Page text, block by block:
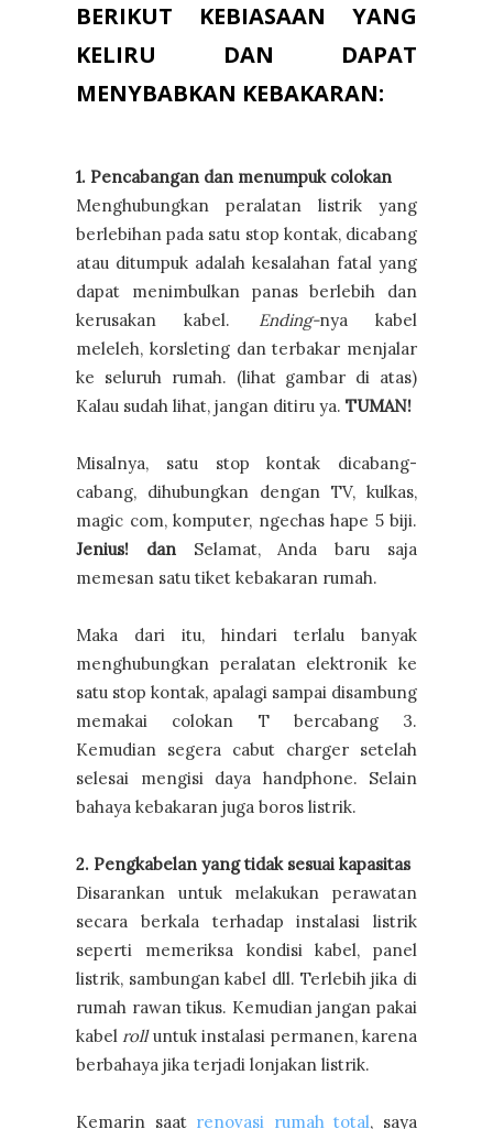
BERIKUT KEBIASAAN YANG
KELIRU DAN DAPAT
MENYBABKAN KEBAKARAN:
1. Pencabangan dan menumpuk colokan
Menghubungkan peralatan listrik yang
berlebihan pada satu stop kontak, dicabang
atau ditumpuk adalah kesalahan fatal yang
dapat menimbulkan panas berlebih dan
kerusakan kabel. Ending-nya kabel
meleleh, korsleting dan terbakar menjalar
ke seluruh rumah. (lihat gambar di atas)
Kalau sudah lihat, jangan ditiru ya. TUMAN!
Misalnya, satu stop kontak dicabang-
cabang, dihubungkan dengan TV, kulkas,
magic com, komputer, ngechas hape 5 biji.
Jenius! danSelamat, Anda baru saja
memesan satu tiket kebakaran rumah.
Maka dari itu, hindari terlalu banyak
menghubungkan peralatan elektronik ke
satu stop kontak, apalagi sampai disambung
memakai colokan T bercabang 3.
Kemudian segera cabut charger setelah
selesai mengisi daya handphone. Selain
bahaya kebakaran juga boros listrik.
2. Pengkabelan yang tidak sesuai kapasitas
Disarankan untuk melakukan perawatan
secara berkala terhadap instalasi listrik
seperti memeriksa kondisi kabel, panel
listrik, sambungan kabel dll. Terlebih jika di
rumah rawan tikus. Kemudian jangan pakai
kabelrolluntuk instalasi permanen, karena
berbahaya jika terjadi lonjakan listrik.
Kemarin saat renovasi rumah total, saya